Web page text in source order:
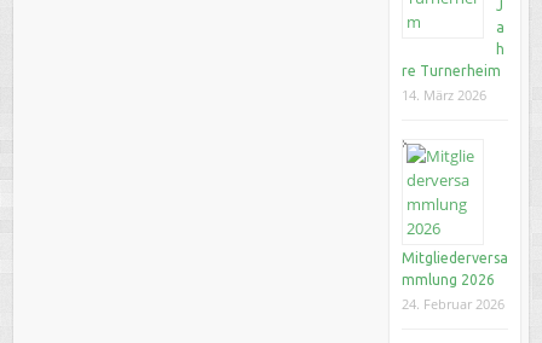
J
a
h
re Turnerheim
14. März 2026
Mitgliederversa
mmlung 2026
24. Februar 2026